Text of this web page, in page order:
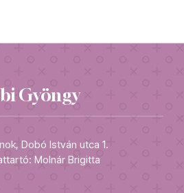
Gyöngy
Dobó István utca 1.
Molnár Brigitta